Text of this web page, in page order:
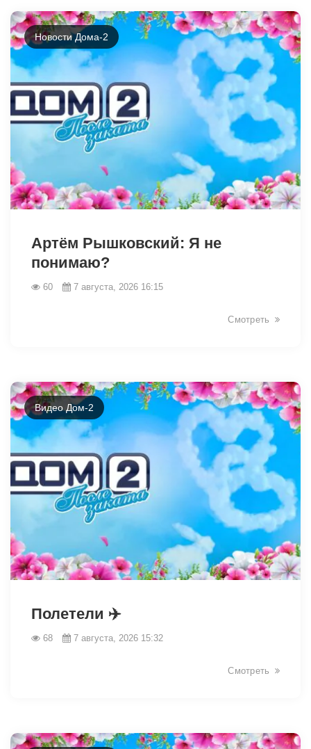
Новости Дома-2
Артём Рышковский: Я не
понимаю?
60 7 августа, 2026 16:15
Смотреть
Видео Дом-2
Полетели ✈️
68 7 августа, 2026 15:32
Смотреть